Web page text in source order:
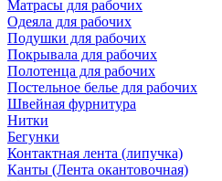
Матрасы для рабочих
Одеяла для рабочих
Подушки для рабочих
Покрывала для рабочих
Полотенца для рабочих
Постельное белье для рабочих
Швейная фурнитура
Нитки
Бегунки
Контактная лента (липучка)
Канты (Лента окантовочная)